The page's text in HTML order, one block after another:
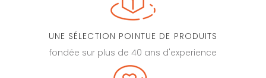
UNE SÉLECTION POINTUE DE PRODUITS
fondée sur plus de 40 ans d'experience